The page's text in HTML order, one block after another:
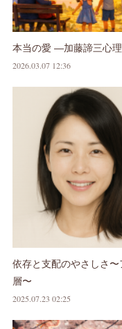
本当の愛 ―加藤諦三心
2026.03.07 12:36
依存と支配のやさしさ
層〜
2025.07.23 02:25